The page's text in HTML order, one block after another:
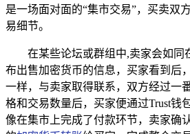
是一场面对面的“集市交易”，买卖双
易细节。
在某些论坛或群组中,卖家会如同
布出售加密货币的信息，买家看到后
一样，与卖家取得联系，双方经过一
格和交易数量后，买家便通过Trust钱
像在集市上完成了付款环节，卖家确